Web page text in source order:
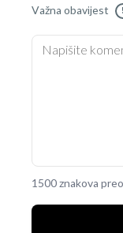
Važna obavijest !
1500 znakova